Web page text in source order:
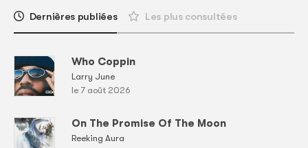
Dernières publiées Les plus consultées
Who Coppin
Larry June
le 7 août 2026
On The Promise Of The Moon
Reeking Aura